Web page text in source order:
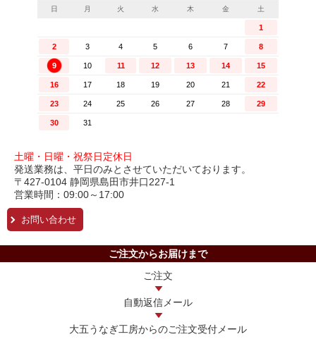
土曜・日曜・祝祭日定休日
発送業務は、平日のみとさせていただいております。
〒427-0104 静岡県島田市井口227-1
営業時間：09:00～17:00
お問い合わせ
ご注文からお届けまで
ご注文
自動返信メール
大五うなぎ工房からのご注文受付メール